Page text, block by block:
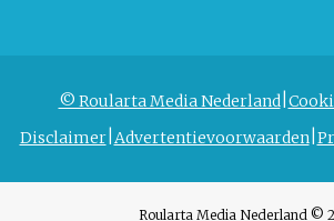
© Roularta Media Nederland
Disclaimer Advertentievoorwaarden
Roularta Media Nederland ©